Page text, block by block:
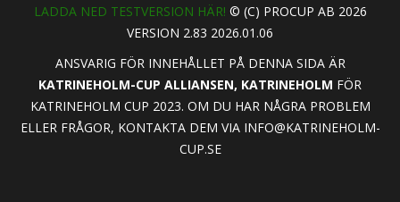
LADDA NED TESTVERSION HÄR! © (C) PROCUP AB 2026
VERSION 2.83 2026.01.06
ANSVARIG FÖR INNEHÅLLET PÅ DENNA SIDA ÄR
KATRINEHOLM-CUP ALLIANSEN, KATRINEHOLM FÖR
KATRINEHOLM CUP 2023. OM DU HAR NÅGRA PROBLEM
ELLER FRÅGOR, KONTAKTA DEM VIA INFO@KATRINEHOLM-
CUP.SE